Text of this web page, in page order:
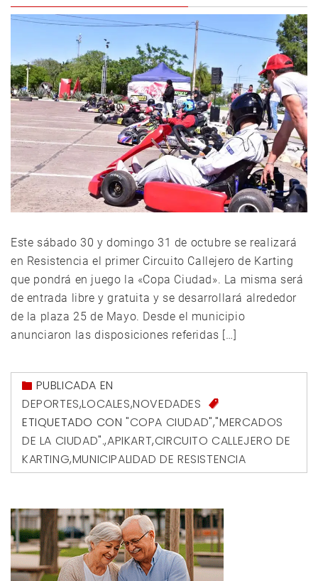
Este sábado 30 y domingo 31 de octubre se realizará
en Resistencia el primer Circuito Callejero de Karting
que pondrá en juego la «Copa Ciudad». La misma será
de entrada libre y gratuita y se desarrollará alrededor
de la plaza 25 de Mayo. Desde el municipio
anunciaron las disposiciones referidas […]
PUBLICADA EN
DEPORTES,LOCALES,NOVEDADES
ETIQUETADO CON "COPA CIUDAD","MERCADOS
DE LA CIUDAD".,APIKART,CIRCUITO CALLEJERO DE
KARTING,MUNICIPALIDAD DE RESISTENCIA